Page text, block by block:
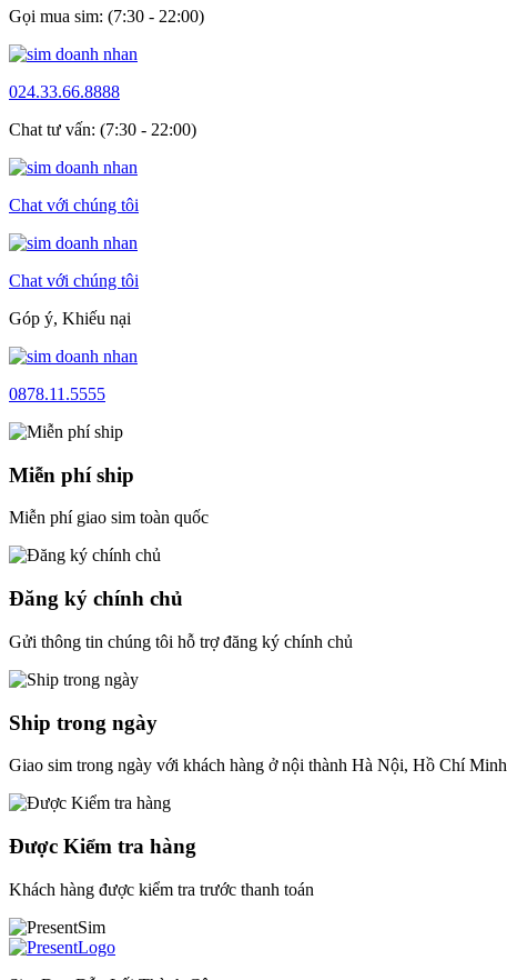
Gọi mua sim: (7:30 - 22:00)
024.33.66.8888
Chat tư vấn: (7:30 - 22:00)
Chat với chúng tôi
Chat với chúng tôi
Góp ý, Khiếu nại
0878.11.5555
Miễn phí ship
Miễn phí giao sim toàn quốc
Đăng ký chính chủ
Gửi thông tin chúng tôi hỗ trợ đăng ký chính chủ
Ship trong ngày
Giao sim trong ngày với khách hàng ở nội thành Hà Nội, Hồ Chí Minh
Được Kiểm tra hàng
Khách hàng được kiểm tra trước thanh toán